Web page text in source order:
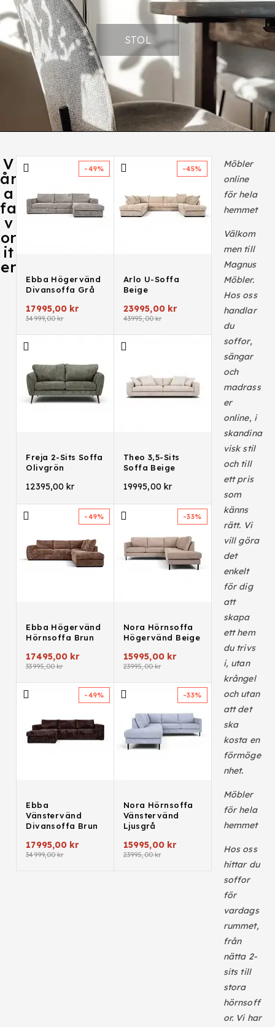
STOL
V
år
a
fa
v
or
it
er
-49%
Ebba Högervänd
Divansoffa Grå
34999,00kr
17995,00 kr
-45%
Arlo U-Soffa
Beige
43995,00kr
23995,00 kr
Freja 2-Sits Soffa
Olivgrön
12395,00kr
Theo 3,5-Sits
Soffa Beige
19995,00 kr
-49%
Ebba Högervänd
Hörnsoffa Brun
33995,00kr
17495,00 kr
-33%
Nora Hörnsoffa
Högervänd Beige
23995,00kr
15995,00 kr
-49%
Ebba
Vänstervänd
Divansoffa Brun
34999,00kr
17995,00 kr
-33%
Nora Hörnsoffa
Vänstervänd
Ljusgrå
23995,00kr
15995,00 kr
Möbler
online
för hela
hemmet
Välkom
men till
Magnus
Möbler.
Hos oss
handlar
du
soffor,
sängar
och
madrass
er
online, i
skandina
visk stil
och till
ett pris
som
känns
rätt. Vi
vill göra
det
enkelt
för dig
att
skapa
ett hem
du trivs
i, utan
krångel
och utan
att det
ska
kosta en
förmöge
nhet.
Möbler
för hela
hemmet
Hos oss
hittar du
soffor
för
vardags
rummet,
från
nätta 2-
sits till
stora
hörnsoff
or. Vi har